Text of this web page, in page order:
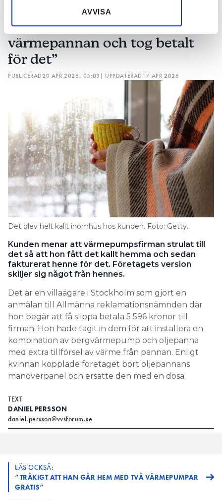
samlat in när du har använt deras tjänster.
AVVISA
”Företaget orsakade fel i
värmepannan och tog betalt
för det”
PUBLICERAD20 APR 2026, 05:03 | UPPDATERAD 17 APR 2026
Det blev helt kallt inomhus hos kunden. Foto: Getty.
Kunden menar att värmepumpsfirman strulat till
det så att hon fått det kallt hemma och sedan
fakturerat henne för det. Företagets version
skiljer sig något från hennes.
Det är en villaägare i Stockholm som gjort en
anmälan till Allmänna reklamationsnämnden där
hon begär att få slippa betala 5 596 kronor till
firman. Hon hade tagit in dem för att installera en
kombination av bergvärmepump och oljepanna
med extra tillförsel av värme från pannan. Enligt
kvinnan kopplade företaget bort oljepannans
manöverpanel och ersatte den med en dosa.
TEXT
DANIEL PERSSON
daniel.persson@vvsforum.se
LÄS OCKSÅ:
”TRÅKIGT ATT HAN GÅR HEM MED TVÅ VÄRMEPUMPAR
GRATIS”